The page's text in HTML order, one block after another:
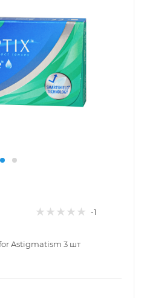
-1
Astigmatism 3 шт